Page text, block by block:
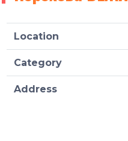
Location
Category
Address